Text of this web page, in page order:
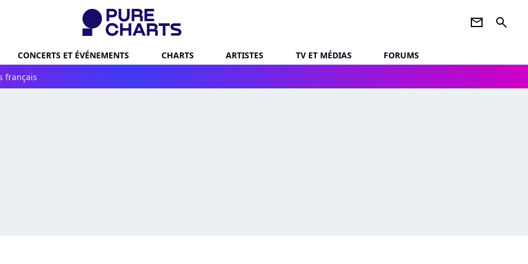
newsletter search
CONCERTS ET ÉVÉNEMENTS CHARTS ARTISTES TV ET MÉDIAS
FORUMS
français